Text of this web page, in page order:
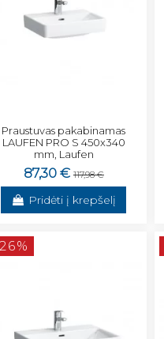
Praustuvas pakabinamas
LAUFEN PRO S 450x340
mm, Laufen
87,30 € 117,98 €
Pridėti į krepšelį